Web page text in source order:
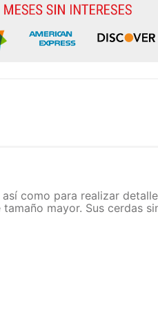
como para realizar
mayor. Sus cerdas